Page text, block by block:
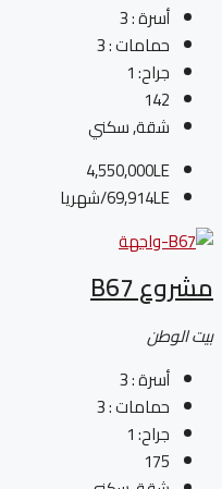
أسرة :3
حمامات :3
جراح:1
142
شقة, سكني
4,550,000LE
69,914LE/شهريا
مشروع B67
بيت الوطن
أسرة :3
حمامات :3
جراح:1
175